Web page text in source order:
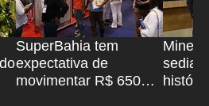
SuperBahia tem
expectativa de
movimentar R$ 650